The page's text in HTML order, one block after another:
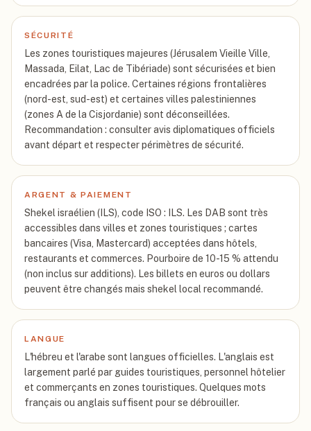
SÉCURITÉ
Les zones touristiques majeures (Jérusalem Vieille Ville,
Massada, Eilat, Lac de Tibériade) sont sécurisées et bien
encadrées par la police. Certaines régions frontalières
(nord-est, sud-est) et certaines villes palestiniennes
(zones A de la Cisjordanie) sont déconseillées.
Recommandation : consulter avis diplomatiques officiels
avant départ et respecter périmètres de sécurité.
ARGENT & PAIEMENT
Shekel israélien (ILS), code ISO : ILS. Les DAB sont très
accessibles dans villes et zones touristiques ; cartes
bancaires (Visa, Mastercard) acceptées dans hôtels,
restaurants et commerces. Pourboire de 10-15 % attendu
(non inclus sur additions). Les billets en euros ou dollars
peuvent être changés mais shekel local recommandé.
LANGUE
L'hébreu et l'arabe sont langues officielles. L'anglais est
largement parlé par guides touristiques, personnel hôtelier
et commerçants en zones touristiques. Quelques mots
français ou anglais suffisent pour se débrouiller.